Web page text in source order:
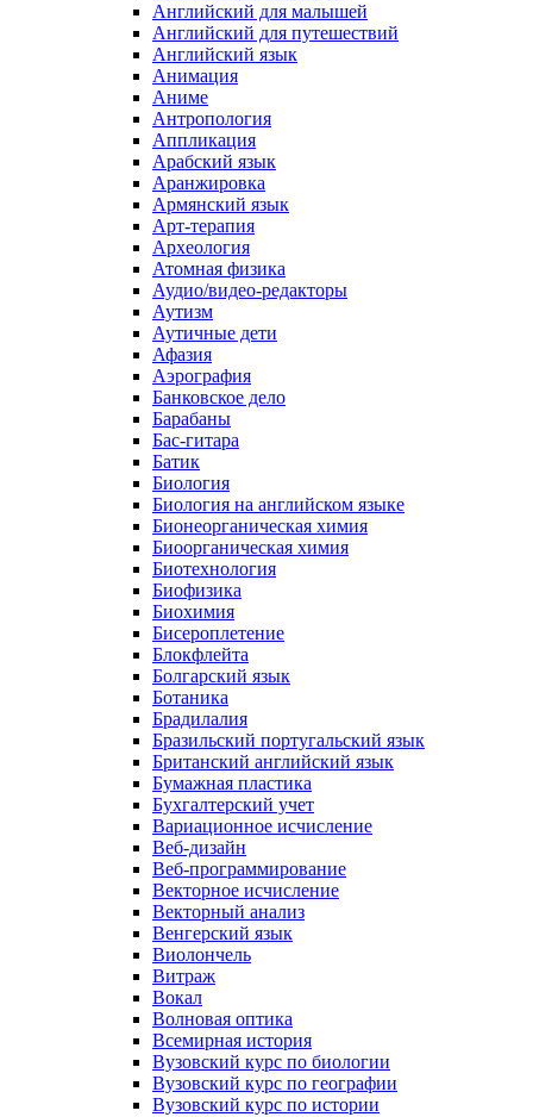
Английский для малышей
Английский для путешествий
Английский язык
Анимация
Аниме
Антропология
Аппликация
Арабский язык
Аранжировка
Армянский язык
Арт-терапия
Археология
Атомная физика
Аудио/видео-редакторы
Аутизм
Аутичные дети
Афазия
Аэрография
Банковское дело
Барабаны
Бас-гитара
Батик
Биология
Биология на английском языке
Бионеорганическая химия
Биоорганическая химия
Биотехнология
Биофизика
Биохимия
Бисероплетение
Блокфлейта
Болгарский язык
Ботаника
Брадилалия
Бразильский португальский язык
Британский английский язык
Бумажная пластика
Бухгалтерский учет
Вариационное исчисление
Веб-дизайн
Веб-программирование
Векторное исчисление
Векторный анализ
Венгерский язык
Виолончель
Витраж
Вокал
Волновая оптика
Всемирная история
Вузовский курс по биологии
Вузовский курс по географии
Вузовский курс по истории